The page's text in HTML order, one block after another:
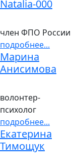
Natalia-000
член ФПО России
подробнее...
Марина
Анисимова
волонтер-
психолог
подробнее...
Екатерина
Тимощук